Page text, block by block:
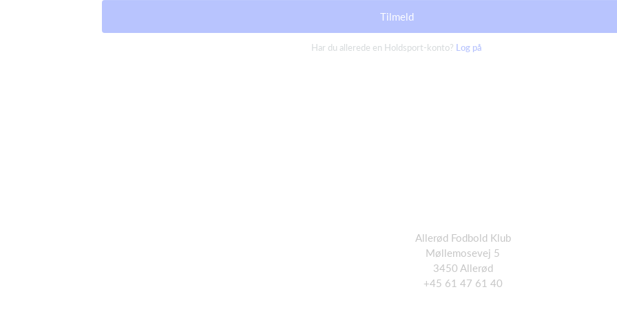
Tilmeld
Har du allerede en Holdsport-konto? Log på
Allerød Fodbold Klub
Møllemosevej 5
3450 Allerød
+45 61 47 61 40